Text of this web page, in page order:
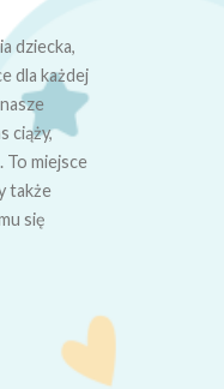
dziecka,
dla każdej
ciąży,
To miejsce
także
się